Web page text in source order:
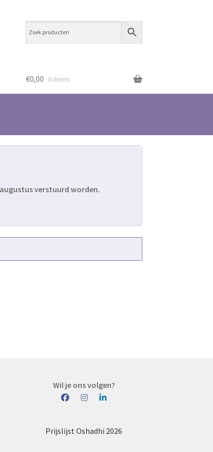
€0,00 0 items
verstuurd worden.
Wil je ons volgen?
Prijslijst Oshadhi 2026